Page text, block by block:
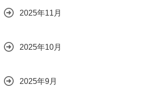
2025年11月
2025年10月
2025年9月